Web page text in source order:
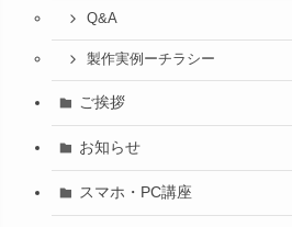
Q&A
製作実例ーチラシー
ご挨拶
お知らせ
スマホ・PC講座